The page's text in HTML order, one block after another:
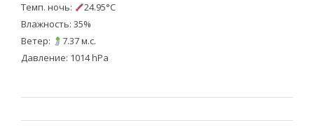
Темп. ночь:
24.95°C
Влажность: 35%
Ветер:
7.37 м.с.
Давление: 1014 hPa